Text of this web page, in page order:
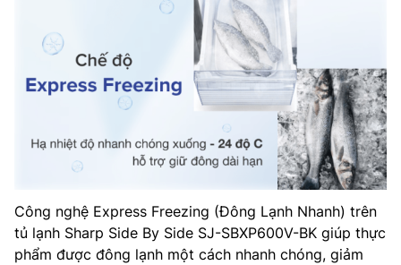
Công nghệ Express Freezing (Đông Lạnh Nhanh) trên
tủ lạnh Sharp Side By Side SJ-SBXP600V-BK giúp thực
phẩm được đông lạnh một cách nhanh chóng, giảm